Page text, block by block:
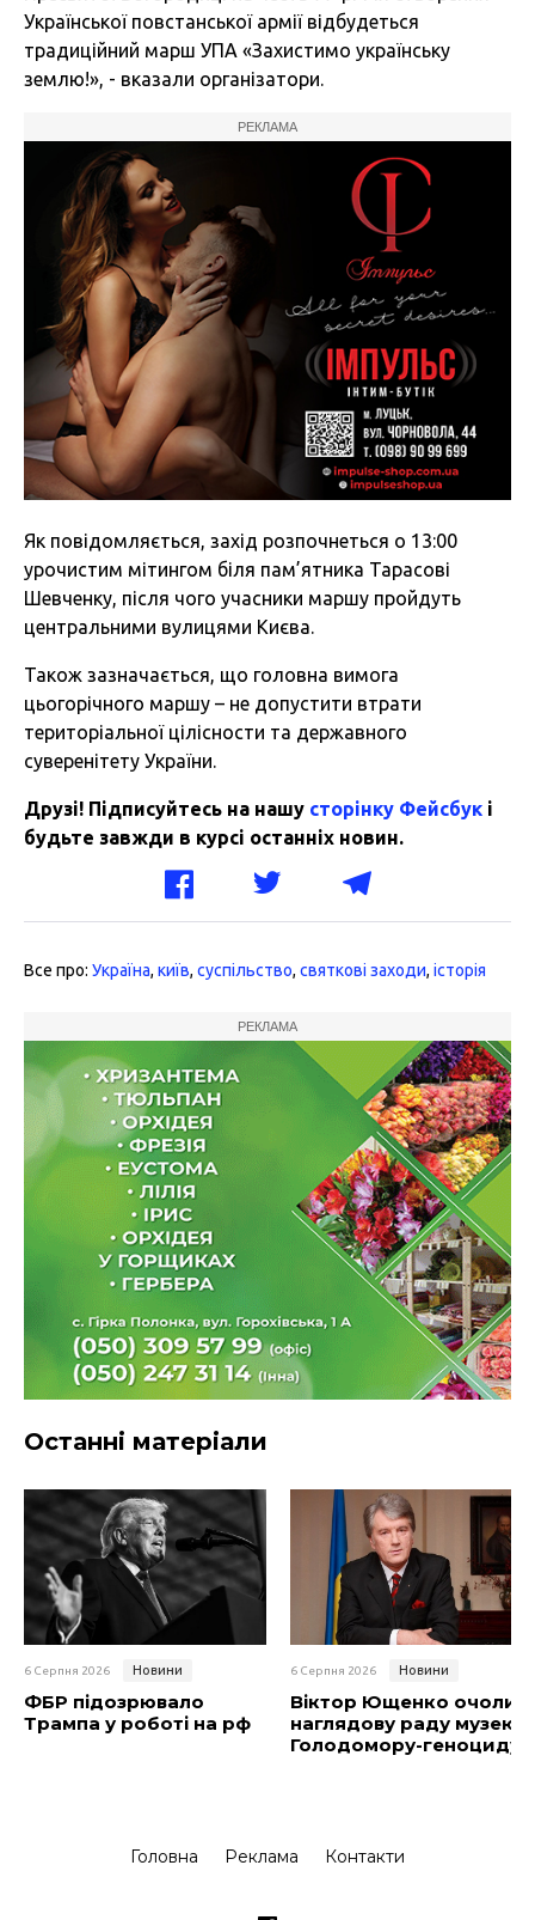
Української повстанської армії відбудеться
традиційний марш УПА «Захистимо українську
землю!», - вказали організатори.
РЕКЛАМА
Як повідомляється, захід розпочнеться о 13:00
урочистим мітингом біля пам’ятника Тарасові
Шевченку, після чого учасники маршу пройдуть
центральними вулицями Києва.
Також зазначається, що головна вимога
цьогорічного маршу – не допустити втрати
територіальної цілісности та державного
суверенітету України.
Друзі! Підписуйтесь на нашу сторінку Фейсбук і
будьте завжди в курсі останніх новин.
Все про: Україна, київ, суспільство, святкові заходи, історія
РЕКЛАМА
Останні матеріали
6 Серпня 2026 Новини
ФБР підозрювало
Трампа у роботі на рф
6 Серпня 2026 Новини
Віктор Ющенко очолив
наглядову раду музею
Голодомору-геноциду
Головна Реклама Контакти